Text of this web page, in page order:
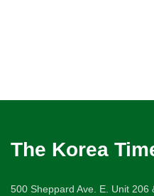
The Korea
500 Sheppard Ave. E. Unit 206